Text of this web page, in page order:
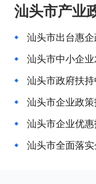
汕头市产业
汕头市出台惠
汕头市中小企
汕头市政府扶
汕头市企业政
汕头市企业优
汕头市全面落